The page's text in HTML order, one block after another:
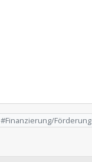
#Finanzierung/Förderung